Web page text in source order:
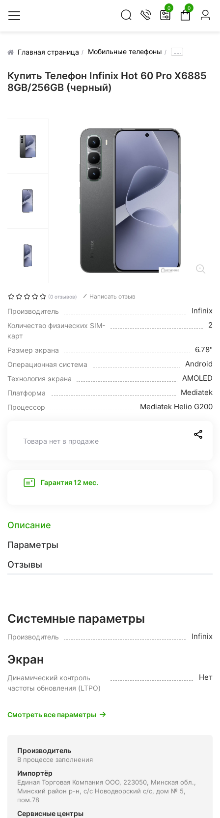
0 0
Главная страница Мобильные телефоны .....
Купить Телефон Infinix Hot 60 Pro X6885
8GB/256GB (черный)
(0 отзывов) Написать отзыв
Производитель Infinix
Количество физических SIM-
карт
2
Размер экрана 6.78"
Операционная система Android
Технология экрана AMOLED
Платформа Mediatek
Процессор Mediatek Helio G200
Товара нет в продаже
Гарантия 12 мес.
Описание
Параметры
Отзывы
Системные параметры
Производитель Infinix
Экран
Динамический контроль
частоты обновления (LTPO)
Нет
Смотреть все параметры
Производитель
В процессе заполнения
Импортёр
Единая Торговая Компания ООО, 223050, Минская обл.,
Минский район р-н, с/с Новодворский с/с, дом № 5,
пом.78
Сервисные центры